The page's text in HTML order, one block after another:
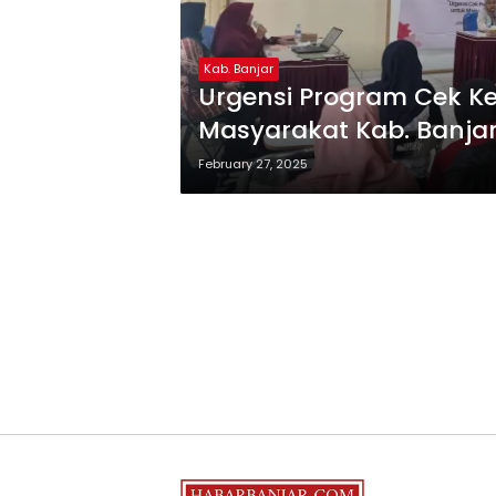
Kab. Banjar
Urgensi Program Cek
Masyarakat Kab.
February 27, 2025